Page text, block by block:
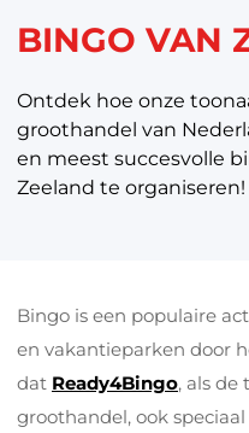
Bingo accessoires
Bingo troostprijzen
Mode & verzorging
Kantoor & school
Feest & seizoen
BINGO VAN
Ontdek hoe onze
groothandel van
en meest succesvolle
Zeeland te organiseren!
Bingo is een populaire
en vakantieparken door
dat Ready4Bingo, als de
groothandel, ook